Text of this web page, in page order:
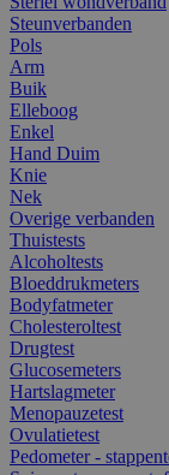
Steunverbanden
Pols
Arm
Buik
Elleboog
Enkel
Hand Duim
Knie
Nek
Overige verbanden
Thuistests
Alcoholtests
Bloeddrukmeters
Bodyfatmeter
Cholesteroltest
Drugtest
Glucosemeters
Hartslagmeter
Menopauzetest
Ovulatietest
Pedometer -